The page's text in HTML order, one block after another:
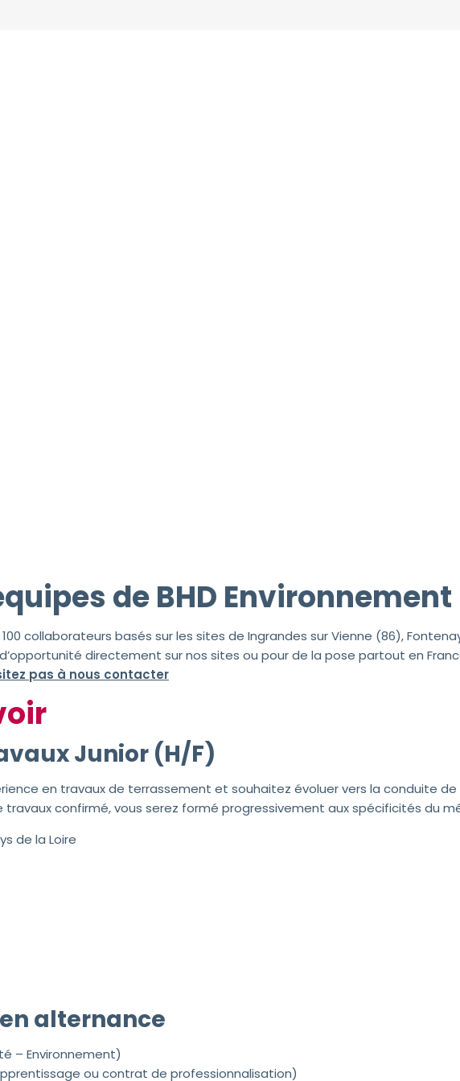
de BHD Environnement
collaborateurs basés sur les sites de Ingrandes sur Vienne (86),
directement sur nos sites ou pour de la pose partout en
pas à nous contacter​
Junior (H/F)
en travaux de terrassement et souhaitez évoluer vers la conduite
confirmé, vous serez formé progressivement aux spécificités du
de la Loire
alternance
– Environnement)
ou contrat de professionnalisation)